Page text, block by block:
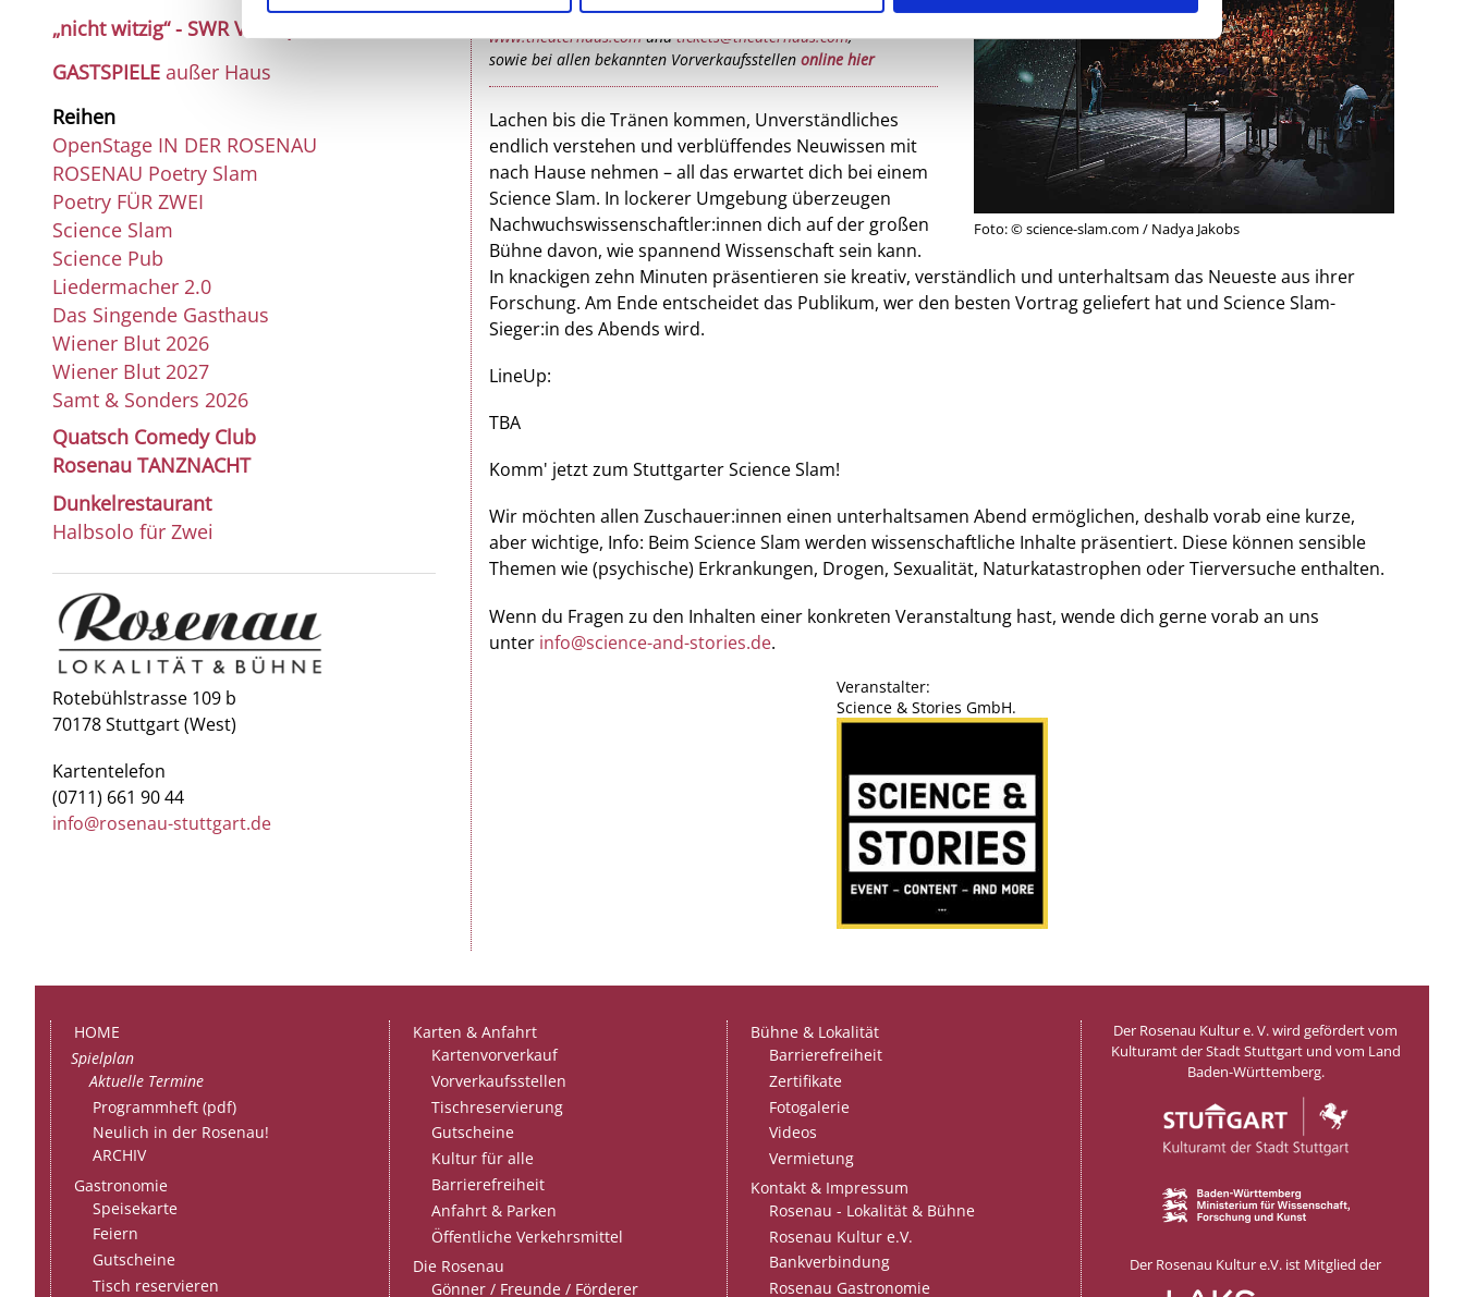
„nicht witzig“ - SWR Videopodcast
GASTSPIELE außer Haus
Reihen
OpenStage IN DER ROSENAU
ROSENAU Poetry Slam
Poetry FÜR ZWEI
Science Slam
Science Pub
Liedermacher 2.0
Das Singende Gasthaus
Wiener Blut 2026
Wiener Blut 2027
Samt & Sonders 2026
Quatsch Comedy Club
Rosenau TANZNACHT
Dunkelrestaurant
Halbsolo für Zwei
Rotebühlstrasse 109 b
70178 Stuttgart (West)
Kartentelefon
(0711) 661 90 44
info@rosenau-stuttgart.de
Foto: © science-slam.com / Nadya Jakobs
Beim Theaterhaus, Kartentelefon 0711 / 402 07 20 oder unter
www.theaterhaus.comundtickets@theaterhaus.com,
sowie bei allen bekannten Vorverkaufsstellen online hier
Lachen bis die Tränen kommen, Unverständliches
endlich verstehen und verblüffendes Neuwissen mit
nach Hause nehmen – all das erwartet dich bei einem
Science Slam. In lockerer Umgebung überzeugen
Nachwuchswissenschaftler:innen dich auf der großen
Bühne davon, wie spannend Wissenschaft sein kann.
In knackigen zehn Minuten präsentieren sie kreativ, verständlich und unterhaltsam das Neueste aus ihrer
Forschung. Am Ende entscheidet das Publikum, wer den besten Vortrag geliefert hat und Science Slam-
Sieger:in des Abends wird.
LineUp:
TBA
Komm' jetzt zum Stuttgarter Science Slam!
Wir möchten allen Zuschauer:innen einen unterhaltsamen Abend ermöglichen, deshalb vorab eine kurze,
aber wichtige, Info: Beim Science Slam werden wissenschaftliche Inhalte präsentiert. Diese können sensible
Themen wie (psychische) Erkrankungen, Drogen, Sexualität, Naturkatastrophen oder Tierversuche enthalten.
Wenn du Fragen zu den Inhalten einer konkreten Veranstaltung hast, wende dich gerne vorab an uns
unter info@science-and-stories.de.
Veranstalter:
Science & Stories GmbH.
HOME
Spielplan
Aktuelle Termine
Programmheft (pdf)
Neulich in der Rosenau!
ARCHIV
Gastronomie
Speisekarte
Feiern
Gutscheine
Tisch reservieren
Karten & Anfahrt
Kartenvorverkauf
Vorverkaufsstellen
Tischreservierung
Gutscheine
Kultur für alle
Barrierefreiheit
Anfahrt & Parken
Öffentliche Verkehrsmittel
Die Rosenau
Gönner / Freunde / Förderer
Bühne & Lokalität
Barrierefreiheit
Zertifikate
Fotogalerie
Videos
Vermietung
Kontakt & Impressum
Rosenau - Lokalität & Bühne
Rosenau Kultur e.V.
Bankverbindung
Rosenau Gastronomie
Der Rosenau Kultur e. V. wird gefördert vom
Kulturamt der Stadt Stuttgart und vom Land
Baden-Württemberg.
Der Rosenau Kultur e.V. ist Mitglied der